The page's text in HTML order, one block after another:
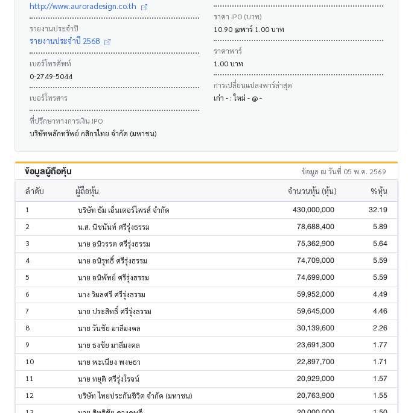
http://www.auroradesign.co.th
รายงานประจำปี
รายงานประจำปี 2568
เบอร์โทรศัพท์
0-2749-5044
เบอร์โทรสาร
ที่ปรึกษาทางการเงิน IPO
บริษัทหลักทรัพย์ กสิกรไทย จำกัด (มหาชน)
ราคา IPO (บาท)
10.90 @พาร์ 1.00 บาท
ราคาพาร์
1.00 บาท
การเปลี่ยนแปลงพาร์ล่าสุด
เก่า - : ใหม่ - @ -
ข้อมูลผู้ถือหุ้น ข้อมูล ณ วันที่ 05 พ.ค. 2569
ลำดับ ผู้ถือหุ้น จำนวนหุ้น (หุ้น) %หุ้น
1 บริษัท ธัม เอ็นเตอร์ไพรส์ จำกัด 430,000,000 32.19
2 น.ส. นิชนันท์ ศรีรุ่งธรรม 78,688,400 5.89
3 นาย อนิวรรต ศรีรุ่งธรรม 75,362,900 5.64
4 นาย อนิรุทธิ์ ศรีรุ่งธรรม 74,709,000 5.59
5 นาย อนิพัทย์ ศรีรุ่งธรรม 74,699,000 5.59
6 นาง วิมลศรี ศรีรุ่งธรรม 59,952,000 4.49
7 นาย ประสิทธิ์ ศรีรุ่งธรรม 59,645,000 4.46
8 นาย วันชัย มาลีมงคล 30,139,600 2.26
9 นาย ธงชัย มาลีมงคล 23,691,300 1.77
10 นาย พะเนียง พงษธา 22,897,700 1.71
11 นาย ทยุติ ศรีรุ่งโรจน์ 20,929,000 1.57
12 บริษัท ไทยประกันชีวิต จำกัด (มหาชน) 20,763,900 1.55